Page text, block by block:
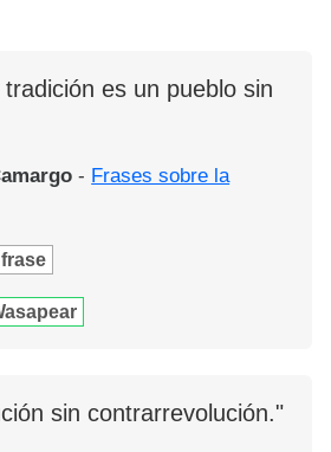
es un pueblo sin
- Frases sobre la
sin contrarrevolución."